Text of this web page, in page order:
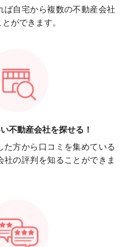
ば自宅から複数の不動産会社
ができます。
不動産会社を探せる！
た方から口コミを集めている
社の評判を知ることができま